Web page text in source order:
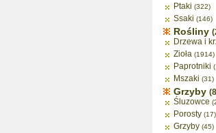
Ptaki (322)
Ssaki (146)
Rośliny
Drzewa i
Zioła (1914)
Paprotniki
Mszaki (31)
Grzyby
Śluzowce
Porosty (17)
Grzyby (45)